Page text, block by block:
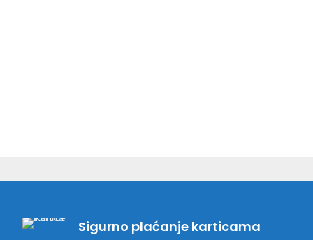
Sigurno plaćanje karticama